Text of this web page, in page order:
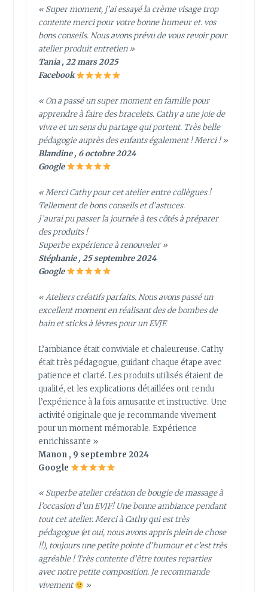
« Super moment, j’ai essayé la crème visage trop
contente merci pour votre bonne humeur et. vos
bons conseils. Nous avons prévu de vous revoir pour
atelier produit entretien »
Tania , 22 mars 2025
Facebook
« On a passé un super moment en famille pour
apprendre à faire des bracelets. Cathy a une joie de
vivre et un sens du partage qui portent. Très belle
pédagogie auprès des enfants également ! Merci ! »
Blandine , 6 octobre 2024
Google
« Merci Cathy pour cet atelier entre collègues !
Tellement de bons conseils et d’astuces.
J’aurai pu passer la journée à tes côtés à préparer
des produits !
Superbe expérience à renouveler »
Stéphanie , 25 septembre 2024
Google
« Ateliers créatifs parfaits. Nous avons passé un
excellent moment en réalisant des de bombes de
bain et sticks à lèvres pour un EVJF.
L’ambiance était conviviale et chaleureuse. Cathy
était très pédagogue, guidant chaque étape avec
patience et clarté. Les produits utilisés étaient de
qualité, et les explications détaillées ont rendu
l’expérience à la fois amusante et instructive. Une
activité originale que je recommande vivement
pour un moment mémorable. Expérience
enrichissante »
Manon , 9 septembre 2024
Google
« Superbe atelier création de bougie de massage à
l’occasion d’un EVJF! Une bonne ambiance pendant
tout cet atelier. Merci à Cathy qui est très
pédagogue (et oui, nous avons appris plein de chose
!!), toujours une petite pointe d’humour et c’est très
agréable ! Très contente d’être toutes reparties
avec notre petite composition. Je recommande
vivement
»